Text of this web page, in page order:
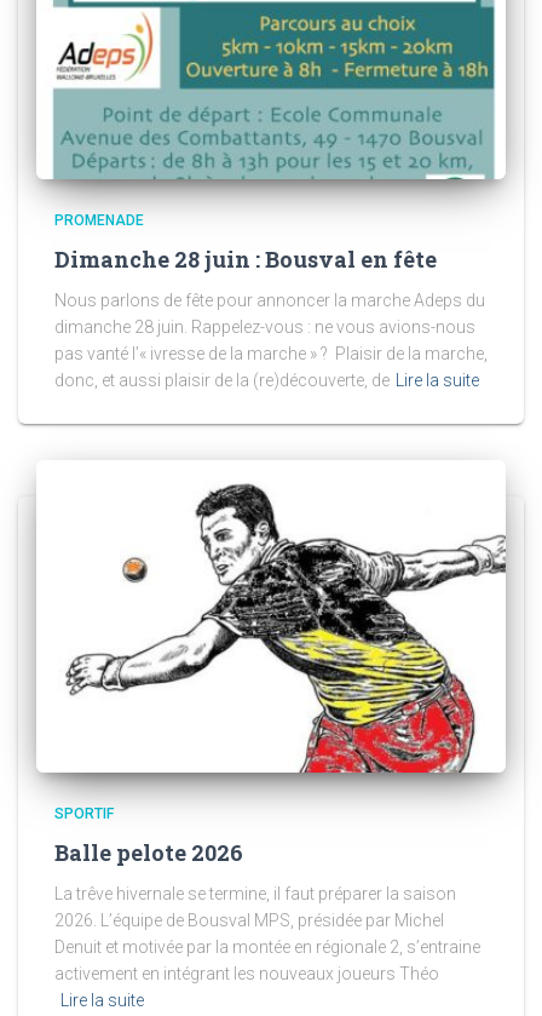
PROMENADE
Dimanche 28 juin : Bousval en fête
Nous parlons de fête pour annoncer la marche Adeps du
dimanche 28 juin. Rappelez-vous : ne vous avions-nous
pas vanté l’« ivresse de la marche » ? Plaisir de la marche,
donc, et aussi plaisir de la (re)découverte, de
Lire la suite
SPORTIF
Balle pelote 2026
La trêve hivernale se termine, il faut préparer la saison
2026. L’équipe de Bousval MPS, présidée par Michel
Denuit et motivée par la montée en régionale 2, s’entraine
activement en intégrant les nouveaux joueurs Théo
Lire la suite